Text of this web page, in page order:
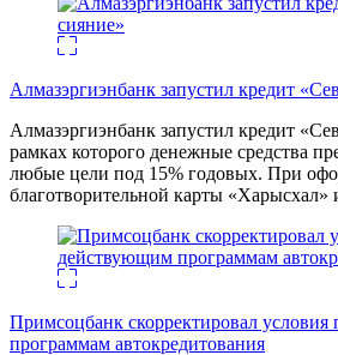
Алмазэргиэнбанк запустил кредит
Алмазэргиэнбанк запустил кредит
рамках которого денежные средства
любые цели под 15% годовых. При
благотворительной карты «Харысхал»
Примсоцбанк скорректировал
программам автокредитования